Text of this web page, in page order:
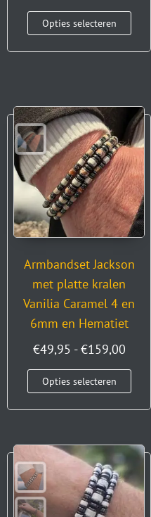
Opties selecteren
Armbandset Jackson
met platte kralen
Vanilia Caramel 4 en
6mm en Hematiet
€49,95 - €159,00
Opties selecteren